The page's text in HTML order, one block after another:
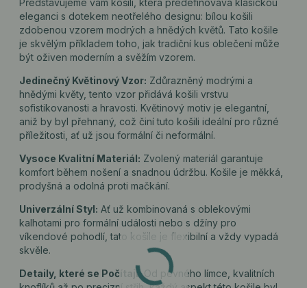
Představujeme vám košili, která předefinovává klasickou
eleganci s dotekem neotřelého designu: bílou košili
zdobenou vzorem modrých a hnědých květů. Tato košile
je skvělým příkladem toho, jak tradiční kus oblečení může
být oživen moderním a svěžím vzorem.
Jedinečný Květinový Vzor: Zdůrazněný modrými a
hnědými květy, tento vzor přidává košili vrstvu
sofistikovanosti a hravosti. Květinový motiv je elegantní,
aniž by byl přehnaný, což činí tuto košili ideální pro různé
příležitosti, ať už jsou formální či neformální.
Vysoce Kvalitní Materiál: Zvolený materiál garantuje
komfort během nošení a snadnou údržbu. Košile je měkká,
prodyšná a odolná proti mačkání.
Univerzální Styl: Ať už kombinovaná s oblekovými
kalhotami pro formální události nebo s džíny pro
víkendové pohodlí, tato košile je flexibilní a vždy vypadá
skvěle.
Detaily, které se Počítají:Od pevného límce, kvalitních